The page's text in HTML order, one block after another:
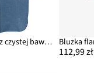
Bluzka muślinowa z czystej bawełny
112,99 zł